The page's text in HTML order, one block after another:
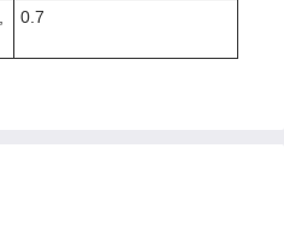
0.7